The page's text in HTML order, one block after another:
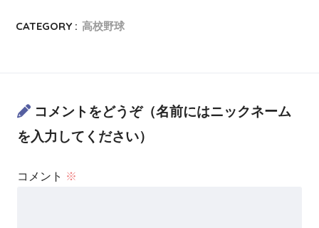
CATEGORY : 高校野球
コメントをどうぞ（名前にはニックネーム
を入力してください）
コメント ※